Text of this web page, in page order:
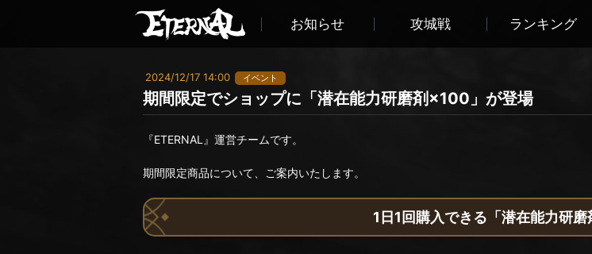
お知らせ 攻城戦 ランキング
2024/12/17 14:00 イベント
期間限定でショップに「潜在能力研磨剤×100」が登場
『ETERNAL』運営チームです。
期間限定商品について、ご案内いたします。
1日1回購入できる「潜在能力研